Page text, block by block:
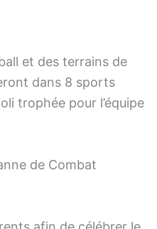
et des terrains de
dans 8 sports
trophée pour l’équipe
de Combat